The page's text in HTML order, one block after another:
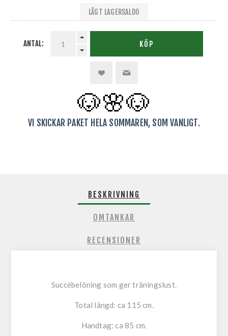
LÅGT LAGERSALDO
ANTAL: KÖP
🐶🌸🐶
VI SKICKAR PAKET HELA SOMMAREN, SOM VANLIGT.
BESKRIVNING
OMTANKAR
RECENSIONER
Succébelöning som ger träningslust.
Total längd: ca 115 cm.
Handtag: ca 85 cm.